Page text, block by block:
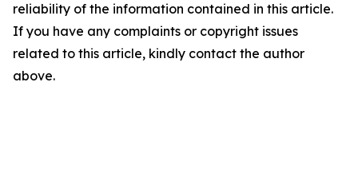
reliability of the information contained in this article.
If you have any complaints or copyright issues
related to this article, kindly contact the author
above.